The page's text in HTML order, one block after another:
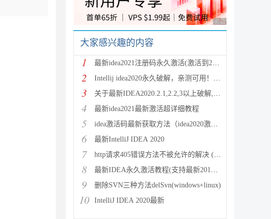
广告 商业广告，理性
大家感兴趣的内容
1 最新idea2021注册码永久激活(激活到2100年)
2 Intellij idea2020永久破解，亲测可用！！！
3 关于最新IDEA2020.2.1,2.2,3以上破解,激活失
4 最新idea2021最新激活超详细教程
5 idea激活码最新获取方法（idea2020激活码汇总）
6 最新IntelliJ IDEA 2020
7 http请求405错误方法不被允许的解决 (Method n
8 最新IDEA永久激活教程(支持最新2019.2版本)
9 删除SVN三种方法delSvn(windows+linux)
10 IntelliJ IDEA 2020最新